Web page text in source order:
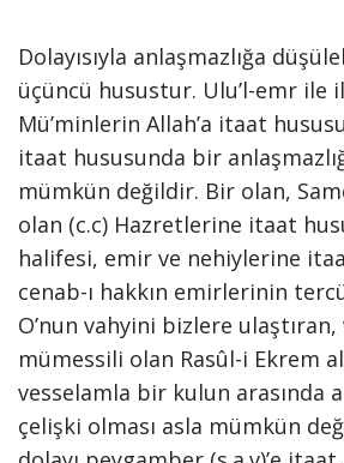
Dolayısıyla anlaşmazlığa
üçüncü husustur. Ulu’l-emr ile
Mü’minlerin Allah’a itaat
itaat hususunda bir
mümkün değildir. Bir olan,
olan (c.c) Hazretlerine itaat
halifesi, emir ve nehiylerine
cenab-ı hakkın emirlerinin
O’nun vahyini bizlere
mümessili olan Rasûl-i Ekrem
vesselamla bir kulun arasında
çelişki olması asla mümkün